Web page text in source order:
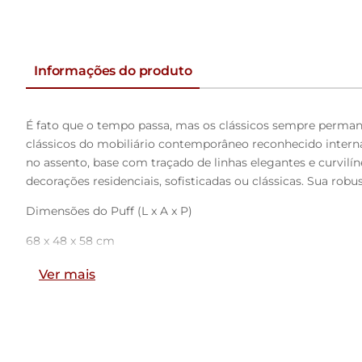
Informações do produto
É fato que o tempo passa, mas os clássicos sempre
clássicos do mobiliário contemporâneo reconhecido
no assento, base com traçado de linhas elegantes e
decorações residenciais, sofisticadas ou clássicas. Sua
Dimensões do Puff (L x A x P)
68 x 48 x 58 cm
Ver mais